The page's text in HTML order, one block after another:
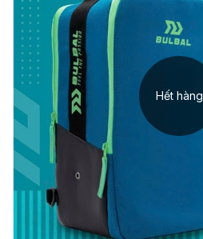
Hết hàng